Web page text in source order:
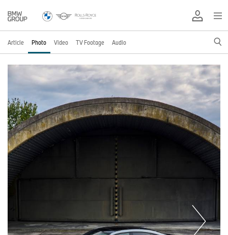
Article Photo Video TV Footage Audio